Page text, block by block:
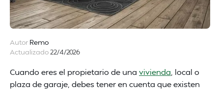
Autor Remo
Actualizado22/4/2026
Cuando eres el propietario de una vivienda , local o
plaza de garaje, debes tener en cuenta que existen